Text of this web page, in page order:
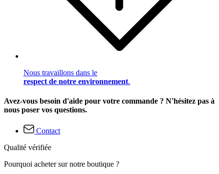
Nous travaillons dans le
respect de notre environnement.
Avez-vous besoin d'aide pour votre commande ? N'hésitez pas à
nous poser vos questions.
Contact
Qualité vérifiée
Pourquoi acheter sur notre boutique ?